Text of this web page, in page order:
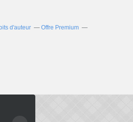
d'auteur
Offre Premium